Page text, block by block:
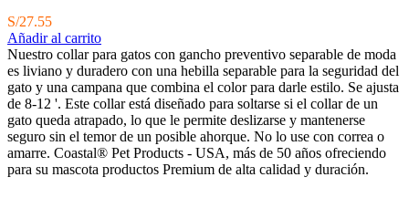
S/27.55
Añadir al carrito
Nuestro collar para gatos con gancho preventivo separable de moda
es liviano y duradero con una hebilla separable para la seguridad del
gato y una campana que combina el color para darle estilo. Se ajusta
de 8-12 '. Este collar está diseñado para soltarse si el collar de un
gato queda atrapado, lo que le permite deslizarse y mantenerse
seguro sin el temor de un posible ahorque. No lo use con correa o
amarre. Coastal® Pet Products - USA, más de 50 años ofreciendo
para su mascota productos Premium de alta calidad y duración.